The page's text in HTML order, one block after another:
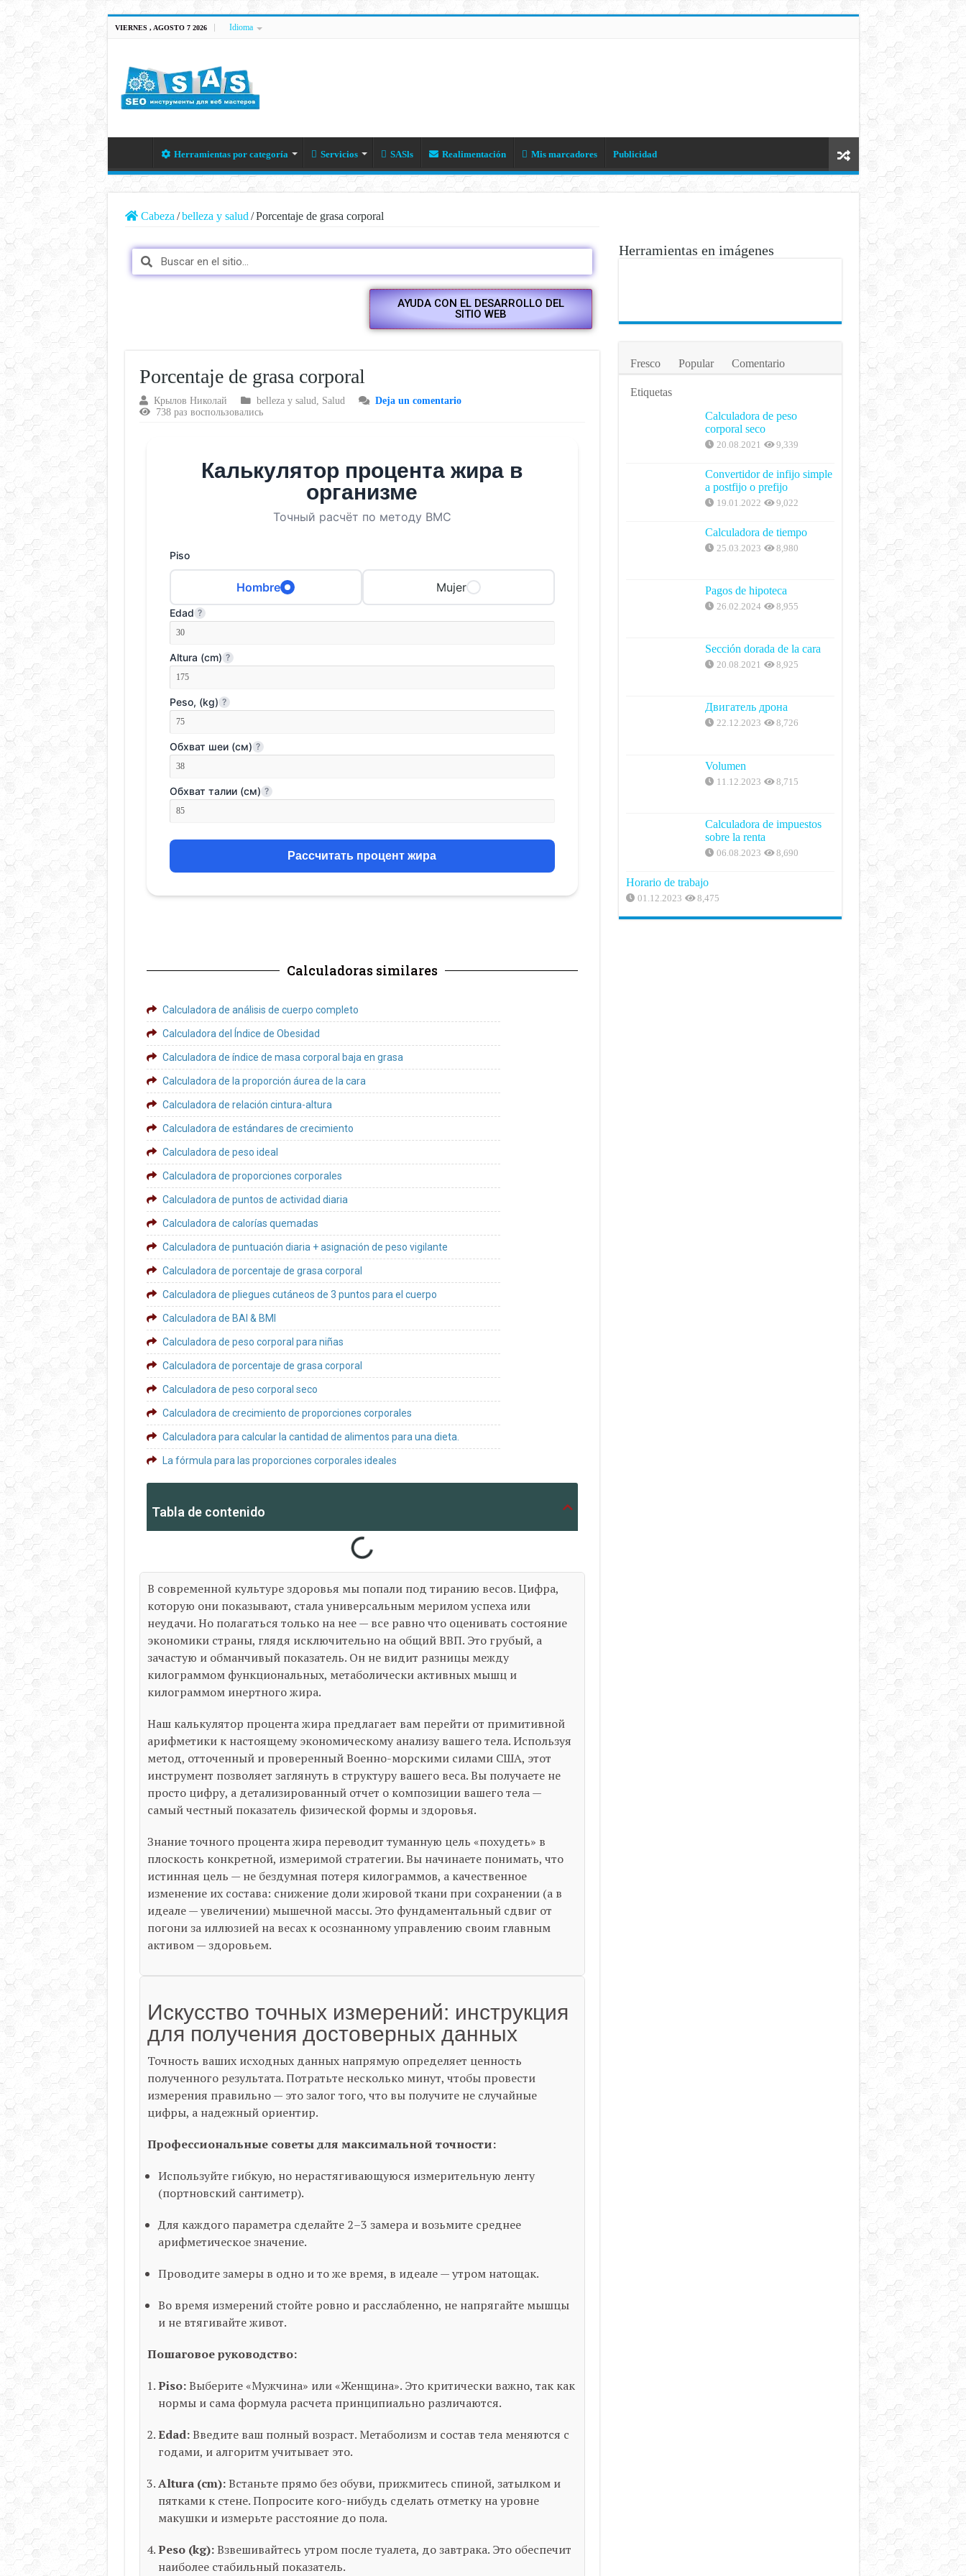
VIERNES , AGOSTO 7 2026 Idioma
Herramientas por categoría Servicios SASls Realimentación Mis marcadores Publicidad
Cabeza / belleza y salud / Porcentaje de grasa corporal
AYUDA CON EL DESARROLLO DEL
SITIO WEB
Porcentaje de grasa corporal
Крылов Николай belleza y salud, Salud
Deja un comentario
738 раз воспользовались
Калькулятор процента жира в
организме
Точный расчёт по методу ВМС
Piso
Hombre Mujer
Edad ?
Altura (cm) ?
Peso, (kg) ?
Обхват шеи (см) ?
Обхват талии (см) ?
Рассчитать процент жира
Calculadoras similares
Calculadora de análisis de cuerpo completo
Calculadora del Índice de Obesidad
Calculadora de índice de masa corporal baja en grasa
Calculadora de la proporción áurea de la cara
Calculadora de relación cintura-altura
Calculadora de estándares de crecimiento
Calculadora de peso ideal
Calculadora de proporciones corporales
Calculadora de puntos de actividad diaria
Calculadora de calorías quemadas
Calculadora de puntuación diaria + asignación de peso vigilante
Calculadora de porcentaje de grasa corporal
Calculadora de pliegues cutáneos de 3 puntos para el cuerpo
Calculadora de BAI & BMI
Calculadora de peso corporal para niñas
Calculadora de porcentaje de grasa corporal
Calculadora de peso corporal seco
Calculadora de crecimiento de proporciones corporales
Calculadora para calcular la cantidad de alimentos para una dieta.
La fórmula para las proporciones corporales ideales
Tabla de contenido
В современной культуре здоровья мы попали под тиранию весов. Цифра,
которую они показывают, стала универсальным мерилом успеха или
неудачи. Но полагаться только на нее — все равно что оценивать состояние
экономики страны, глядя исключительно на общий ВВП. Это грубый, а
зачастую и обманчивый показатель. Он не видит разницы между
килограммом функциональных, метаболически активных мышц и
килограммом инертного жира.
Наш калькулятор процента жира предлагает вам перейти от примитивной
арифметики к настоящему экономическому анализу вашего тела. Используя
метод, отточенный и проверенный Военно-морскими силами США, этот
инструмент позволяет заглянуть в структуру вашего веса. Вы получаете не
просто цифру, а детализированный отчет о композиции вашего тела —
самый честный показатель физической формы и здоровья.
Знание точного процента жира переводит туманную цель «похудеть» в
плоскость конкретной, измеримой стратегии. Вы начинаете понимать, что
истинная цель — не бездумная потеря килограммов, а качественное
изменение их состава: снижение доли жировой ткани при сохранении (а в
идеале — увеличении) мышечной массы. Это фундаментальный сдвиг от
погони за иллюзией на весах к осознанному управлению своим главным
активом — здоровьем.
Искусство точных измерений: инструкция
для получения достоверных данных
Точность ваших исходных данных напрямую определяет ценность
полученного результата. Потратьте несколько минут, чтобы провести
измерения правильно — это залог того, что вы получите не случайные
цифры, а надежный ориентир.
Профессиональные советы для максимальной точности:
Используйте гибкую, но нерастягивающуюся измерительную ленту
(портновский сантиметр).
Для каждого параметра сделайте 2–3 замера и возьмите среднее
арифметическое значение.
Проводите замеры в одно и то же время, в идеале — утром натощак.
Во время измерений стойте ровно и расслабленно, не напрягайте мышцы
и не втягивайте живот.
Пошаговое руководство:
Piso:Выберите «Мужчина» или «Женщина». Это критически важно, так как
нормы и сама формула расчета принципиально различаются.
Edad:Введите ваш полный возраст. Метаболизм и состав тела меняются с
годами, и алгоритм учитывает это.
Altura (cm):Встаньте прямо без обуви, прижмитесь спиной, затылком и
пятками к стене. Попросите кого-нибудь сделать отметку на уровне
макушки и измерьте расстояние до пола.
Peso (kg):Взвешивайтесь утром после туалета, до завтрака. Это обеспечит
наиболее стабильный показатель.
Herramientas en imágenes
Fresco Popular Comentario
Etiquetas
Calculadora de peso
corporal seco
20.08.2021 9,339
Convertidor de infijo simple
a postfijo o prefijo
19.01.2022 9,022
Calculadora de tiempo
25.03.2023 8,980
Pagos de hipoteca
26.02.2024 8,955
Sección dorada de la cara
20.08.2021 8,925
Двигатель дрона
22.12.2023 8,726
Volumen
11.12.2023 8,715
Calculadora de impuestos
sobre la renta
06.08.2023 8,690
Horario de trabajo
01.12.2023 8,475